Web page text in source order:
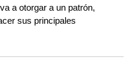
a otorgar a un patrón,
sus principales